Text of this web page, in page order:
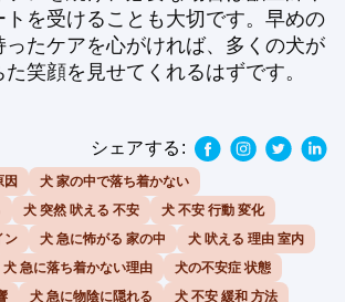
を受けることも大切です。早めの
ったケアを心がければ、多くの犬が
笑顔を見せてくれるはずです。
シェアする:
因
犬 家の中で落ち着かない
犬 突然 吠える 不安
犬 不安 行動 変化
ン
犬 急に怖がる 家の中
犬 吠える 理由 室内
犬 急に落ち着かない理由
犬の不安症 状態
犬 急に物陰に隠れる
犬 不安 緩和 方法